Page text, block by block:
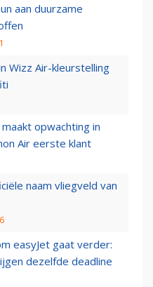
aan duurzame
Wizz Air-kleurstelling
opwachting in
Air eerste klant
naam vliegveld van
easyJet gaat verder:
dezelfde deadline